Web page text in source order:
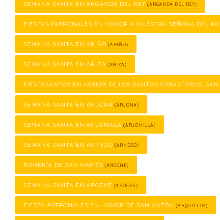
SEMANA SANTA EN ARGANDA DEL REY (ARGANDA DEL REY)
FIESTAS PATRONALES EN HONOR A NUESTRA SEÑORA DEL
SEMANA SANTA EN ARIÑO (ARIÑO)
SEMANA SANTA EN ARIZA (ARIZA)
FIESTASANTOS EN HONOR DE LOS SANTOS FORASTEROS,
SEMANA SANTA EN ARJONA (ARJONA)
SEMANA SANTA EN ARJONILLA (ARJONILLA)
SEMANA SANTA EN ARNEDO (ARNEDO)
ROMERÍA DE SAN MAMÉS (AROCHE)
SEMANA SANTA EN AROCHE (AROCHE)
FIESTA PATRONALES EN HONOR DE SAN ANTÓN (ARQUILLOS)